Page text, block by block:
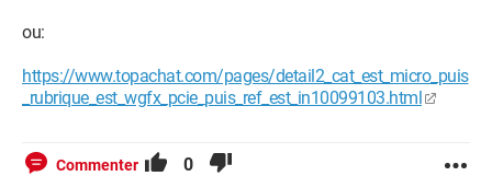
ou:
https://www.topachat.com/pages/detail2_cat_est_micro_puis
_rubrique_est_wgfx_pcie_puis_ref_est_in10099103.html
Commenter 0